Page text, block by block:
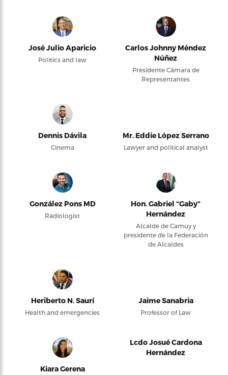
José Julio Aparicio
Politics and law
Carlos Johnny Méndez
Núñez
Presidente Cámara de
Representantes
Dennis Dávila
Cinema
Mr. Eddie López Serrano
Lawyer and political analyst
González Pons MD
Radiologist
Hon. Gabriel “Gaby”
Hernández
Alcalde de Camuy y
presidente de la Federación
de Alcaldes
Heriberto N. Saurí
Health and emergencies
Jaime Sanabria
Professor of Law
Kiara Gerena
Lcdo Josué Cardona
Hernández